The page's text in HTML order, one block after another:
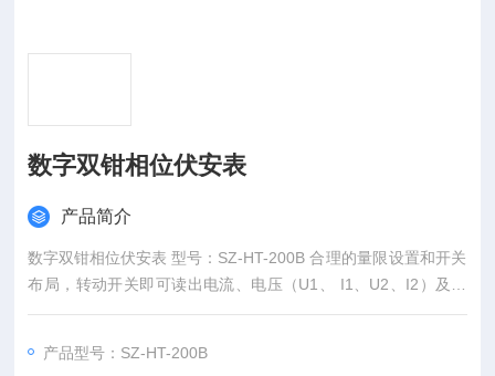
数字双钳相位伏安表
产品简介
数字双钳相位伏安表 型号：SZ-HT-200B 合理的量限设置和开关
布局，转动开关即可读出电流、电压（U1、 I1、U2、I2）及其
相位Φ。
有强的抗干扰能力及读数稳定性。
产品型号：SZ-HT-200B